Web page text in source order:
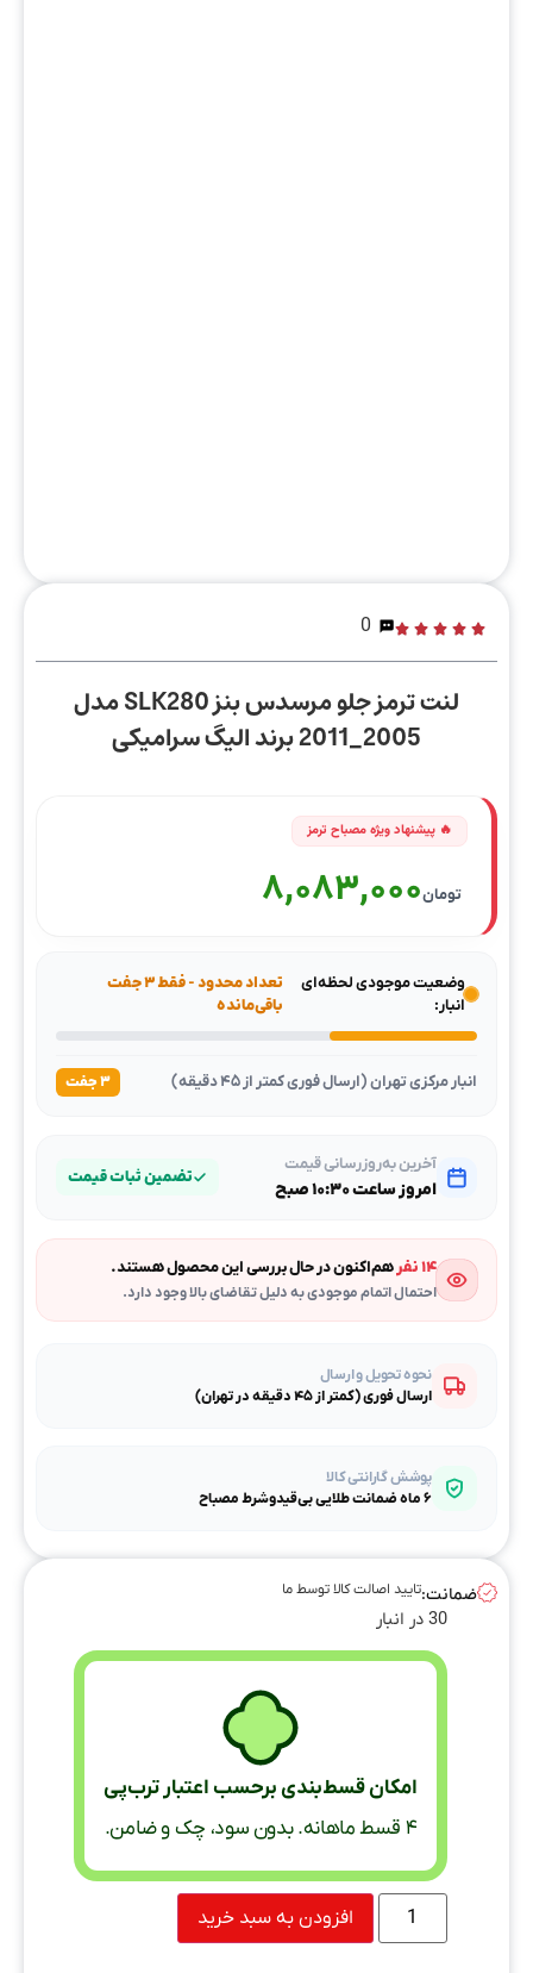
0
لنت ترمز جلو مرسدس بنز SLK280 مدل
2005_2011 برند الیگ سرامیکی
تومان8,083,000
وضعیت موجودی لحظه‌ای
انبار:
تعداد محدود - فقط ۳ جفت
باقی‌مانده
انبار مرکزی تهران (ارسال فوری کمتر از ۴۵ دقیقه) ۳ جفت
آخرین به‌روزرسانی قیمت
امروز ساعت ۱۰:۳۰ صبح
تضمین ثبات قیمت
۱۴ نفر هم‌اکنون در حال بررسی این محصول هستند.
احتمال اتمام موجودی به دلیل تقاضای بالا وجود دارد.
نحوه تحویل و ارسال
ارسال فوری (کمتر از ۴۵ دقیقه در تهران)
پوشش گارانتی کالا
۶ ماه ضمانت طلایی بی‌قیدوشرط مصباح
ضمانت:تایید اصالت کالا توسط ما
30 در انبار
امکان قسط‌بندی برحسب اعتبار ترب‌پی
۴ قسط ماهانه. بدون سود، چک و ضامن.
افزودن به سبد خرید